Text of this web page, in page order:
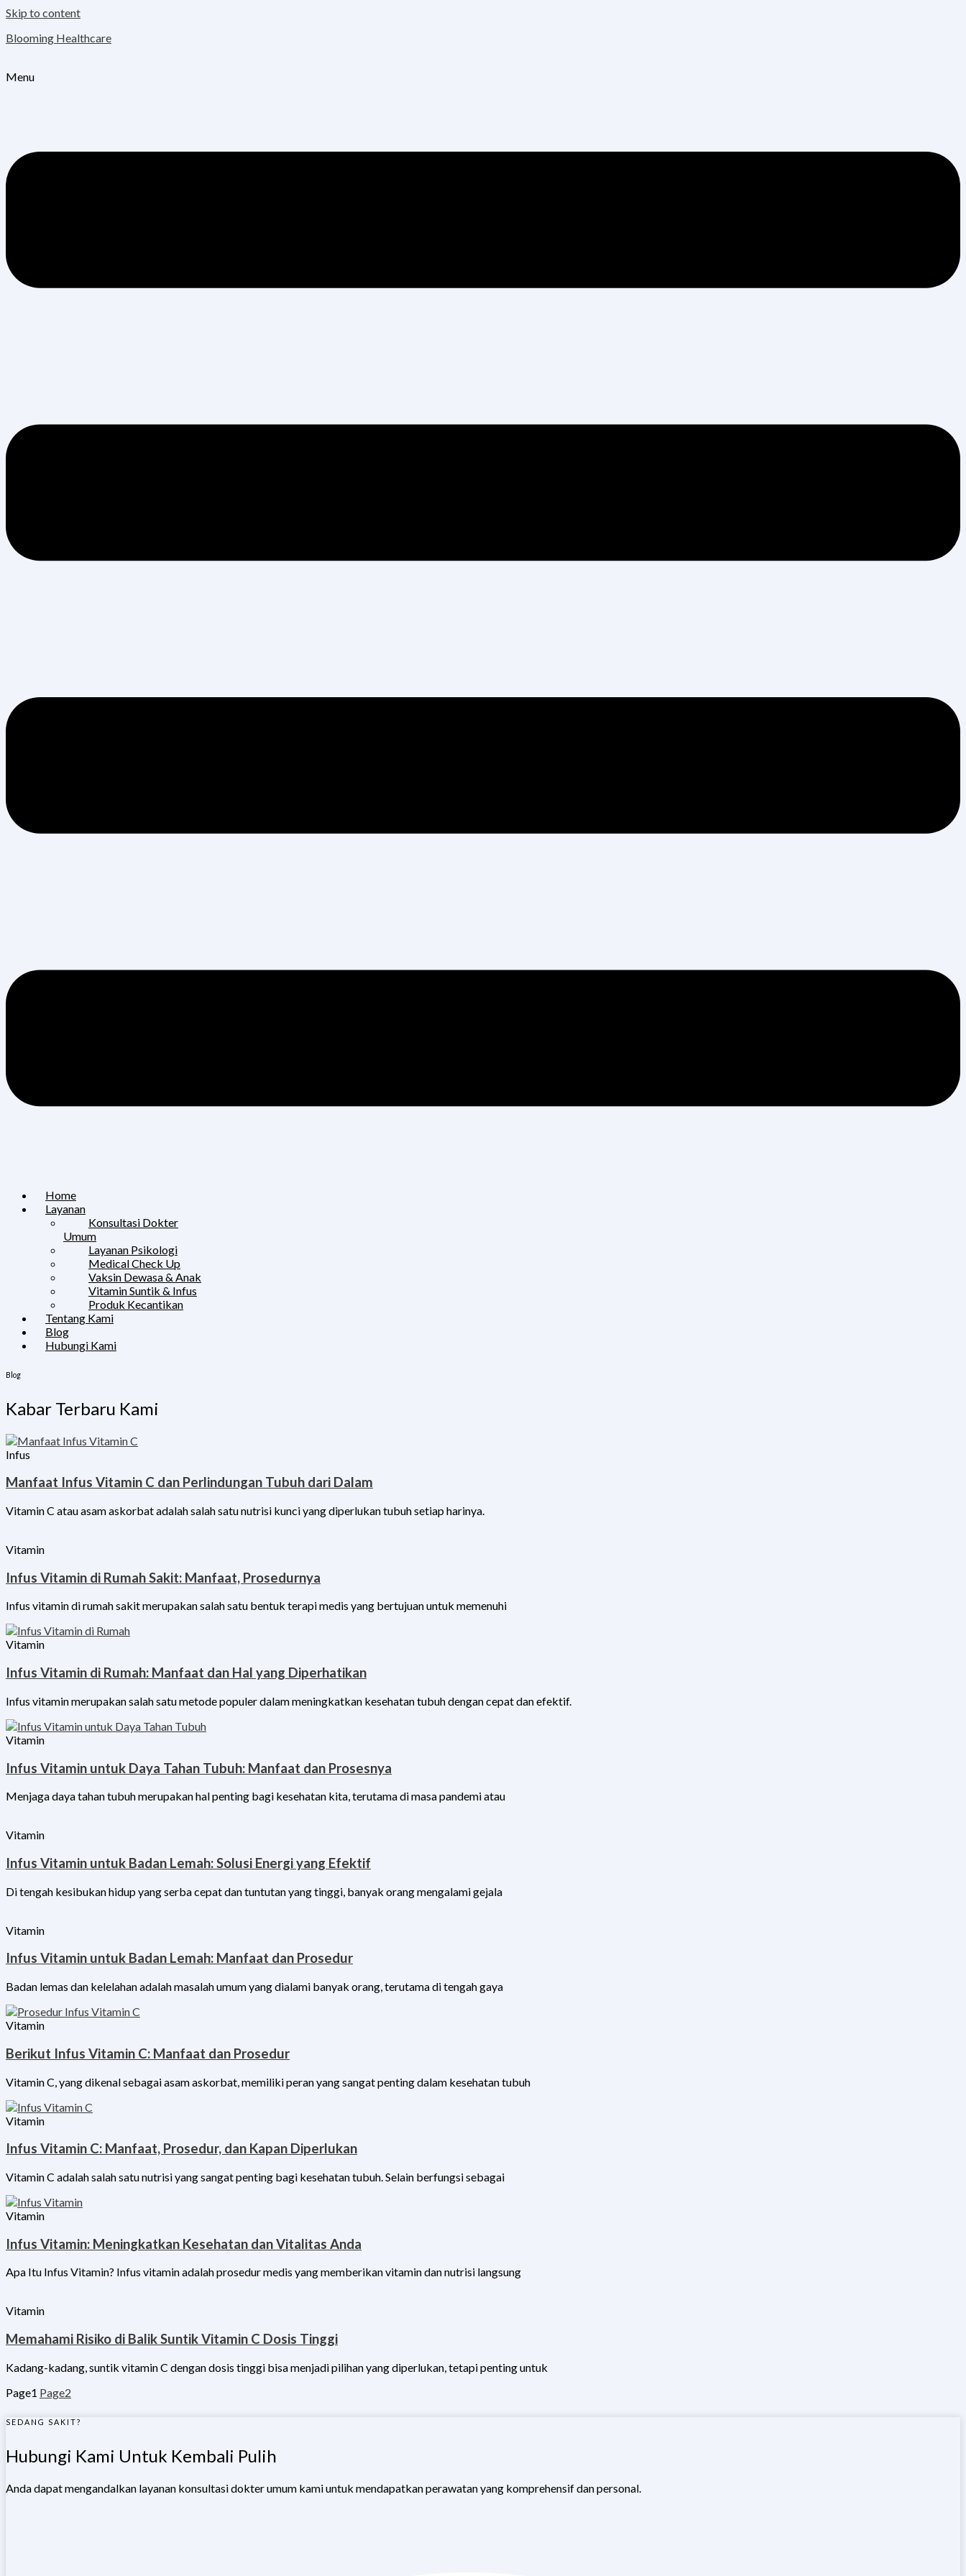
Skip to content
Blooming Healthcare
Menu
Home
Layanan
Konsultasi Dokter
Umum
Layanan Psikologi
Medical Check Up
Vaksin Dewasa & Anak
Vitamin Suntik & Infus
Produk Kecantikan
Tentang Kami
Blog
Hubungi Kami
Blog
Kabar Terbaru Kami
Infus
Manfaat Infus Vitamin C dan Perlindungan Tubuh dari Dalam
Vitamin C atau asam askorbat adalah salah satu nutrisi kunci yang diperlukan tubuh setiap harinya.
Vitamin
Infus Vitamin di Rumah Sakit: Manfaat, Prosedurnya
Infus vitamin di rumah sakit merupakan salah satu bentuk terapi medis yang bertujuan untuk memenuhi
Vitamin
Infus Vitamin di Rumah: Manfaat dan Hal yang Diperhatikan
Infus vitamin merupakan salah satu metode populer dalam meningkatkan kesehatan tubuh dengan cepat dan efektif.
Vitamin
Infus Vitamin untuk Daya Tahan Tubuh: Manfaat dan Prosesnya
Menjaga daya tahan tubuh merupakan hal penting bagi kesehatan kita, terutama di masa pandemi atau
Vitamin
Infus Vitamin untuk Badan Lemah: Solusi Energi yang Efektif
Di tengah kesibukan hidup yang serba cepat dan tuntutan yang tinggi, banyak orang mengalami gejala
Vitamin
Infus Vitamin untuk Badan Lemah: Manfaat dan Prosedur
Badan lemas dan kelelahan adalah masalah umum yang dialami banyak orang, terutama di tengah gaya
Vitamin
Berikut Infus Vitamin C: Manfaat dan Prosedur
Vitamin C, yang dikenal sebagai asam askorbat, memiliki peran yang sangat penting dalam kesehatan tubuh
Vitamin
Infus Vitamin C: Manfaat, Prosedur, dan Kapan Diperlukan
Vitamin C adalah salah satu nutrisi yang sangat penting bagi kesehatan tubuh. Selain berfungsi sebagai
Vitamin
Infus Vitamin: Meningkatkan Kesehatan dan Vitalitas Anda
Apa Itu Infus Vitamin? Infus vitamin adalah prosedur medis yang memberikan vitamin dan nutrisi langsung
Vitamin
Memahami Risiko di Balik Suntik Vitamin C Dosis Tinggi
Kadang-kadang, suntik vitamin C dengan dosis tinggi bisa menjadi pilihan yang diperlukan, tetapi penting untuk
Page1 Page2
SEDANG SAKIT?
Hubungi Kami Untuk Kembali Pulih
Anda dapat mengandalkan layanan konsultasi dokter umum kami untuk mendapatkan perawatan yang komprehensif dan personal.